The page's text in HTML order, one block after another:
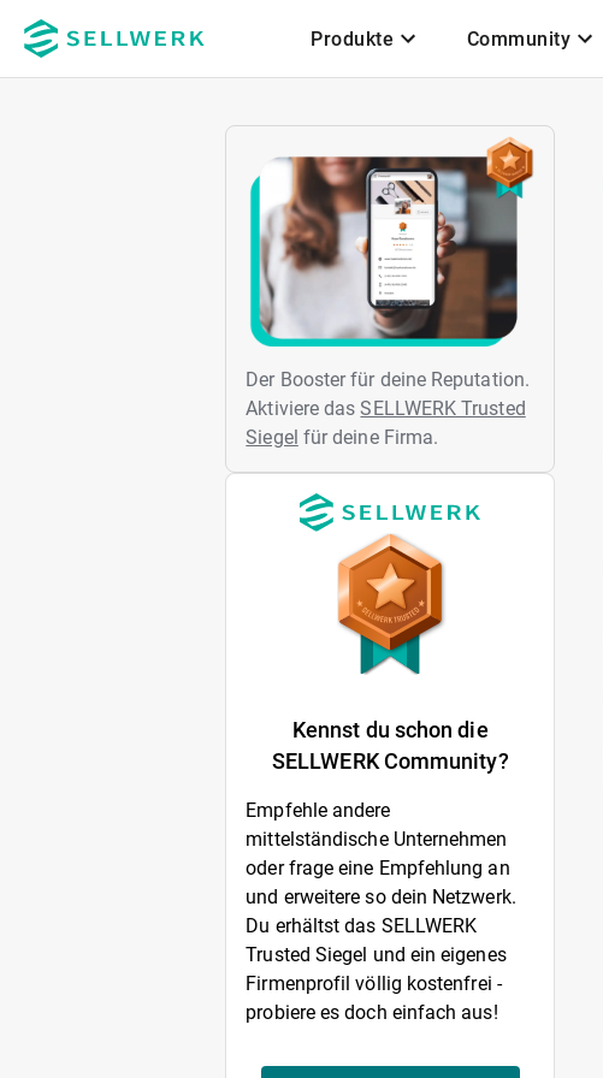
Zum Hauptinhalt
Produkte Community
Der Booster für deine Reputation.
Aktiviere dasSELLWERK Trusted
Siegel für deine Firma.
Kennst du schon die
SELLWERK Community?
Empfehle andere
mittelständische Unternehmen
oder frage eine Empfehlung an
und erweitere so dein Netzwerk.
Du erhältst das SELLWERK
Trusted Siegel und ein eigenes
Firmenprofil völlig kostenfrei -
probiere es doch einfach aus!